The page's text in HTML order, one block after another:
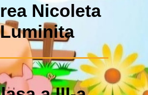
Nicoleta
Luminita